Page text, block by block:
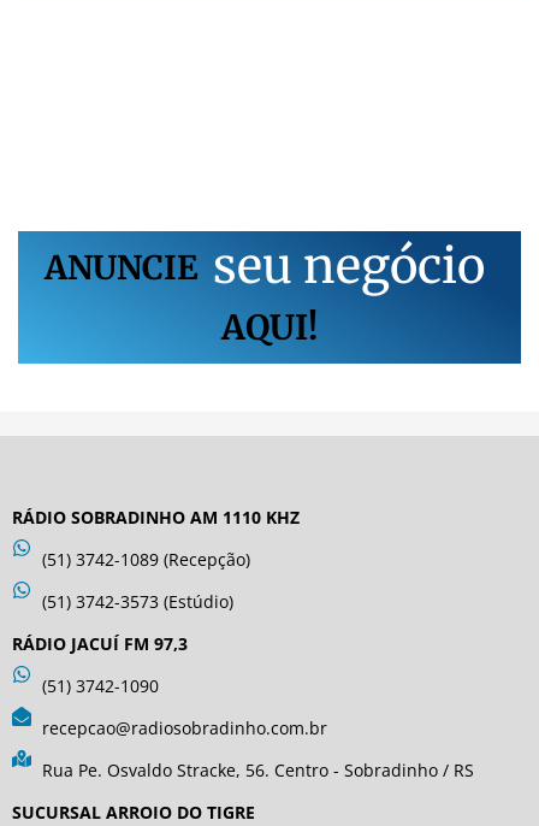
ANUNCIE seu negócio
AQUI!
RÁDIO SOBRADINHO AM 1110 KHZ
(51) 3742-1089 (Recepção)
(51) 3742-3573 (Estúdio)
RÁDIO JACUÍ FM 97,3
(51) 3742-1090
recepcao@radiosobradinho.com.br
Rua Pe. Osvaldo Stracke, 56. Centro - Sobradinho / RS
SUCURSAL ARROIO DO TIGRE